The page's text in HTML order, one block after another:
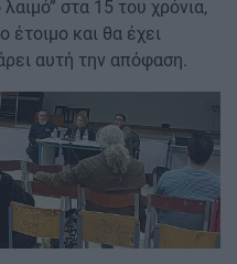
στα 15 του χρόνια,
έτοιμο και θα έχει
αυτή την απόφαση.